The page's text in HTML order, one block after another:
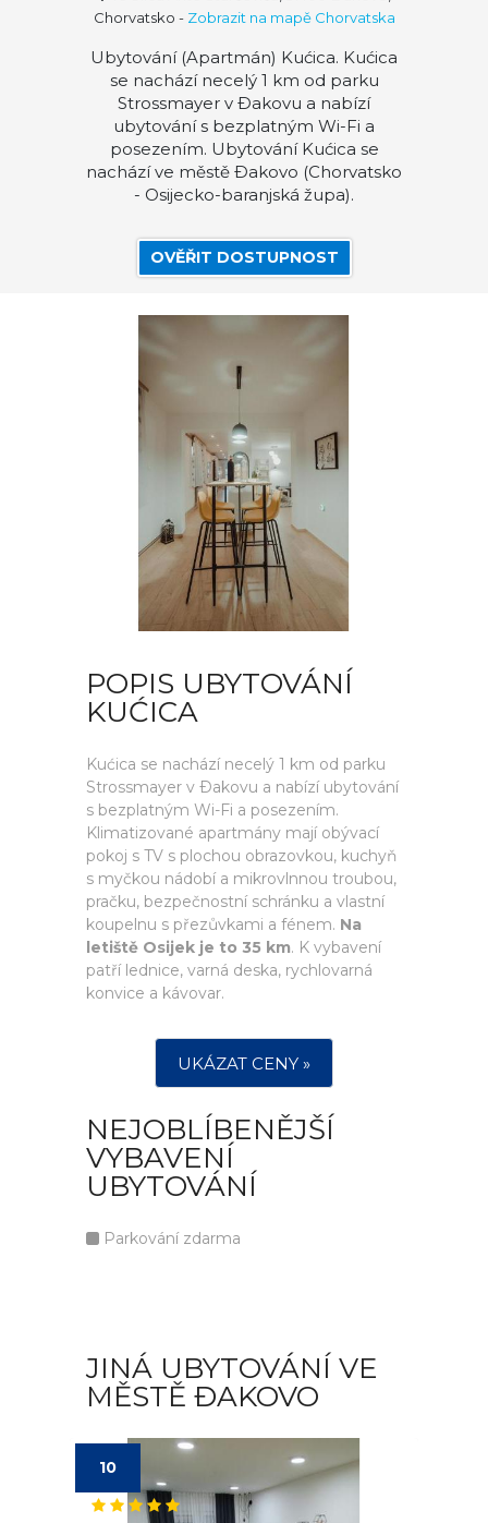
Chorvatsko - Zobrazit na mapě Chorvatska
Ubytování (Apartmán) Kućica. Kućica
se nachází necelý 1 km od parku
Strossmayer v Ðakovu a nabízí
ubytování s bezplatným Wi-Fi a
posezením. Ubytování Kućica se
nachází ve městě Ðakovo (Chorvatsko
- Osijecko-baranjská župa).
OVĚŘIT DOSTUPNOST
POPIS UBYTOVÁNÍ
KUĆICA
Kućica se nachází necelý 1 km od parku
Strossmayer v Ðakovu a nabízí ubytování
s bezplatným Wi-Fi a posezením.
Klimatizované apartmány mají obývací
pokoj s TV s plochou obrazovkou, kuchyň
s myčkou nádobí a mikrovlnnou troubou,
pračku, bezpečnostní schránku a vlastní
koupelnu s přezůvkami a fénem. Na
letiště Osijek je to 35 km. K vybavení
patří lednice, varná deska, rychlovarná
konvice a kávovar.
UKÁZAT CENY »
NEJOBLÍBENĚJŠÍ
VYBAVENÍ
UBYTOVÁNÍ
Parkování zdarma
JINÁ UBYTOVÁNÍ VE
MĚSTĚ ÐAKOVO
10